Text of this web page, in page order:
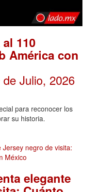
110
América con
de Julio, 2026
para reconocer los
su historia.
elegante